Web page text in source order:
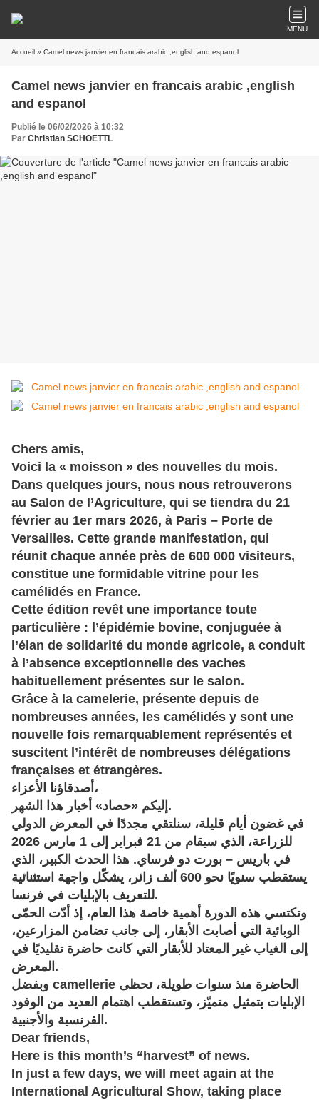
MENU
Accueil » Camel news janvier en francais arabic ,english and espanol
Camel news janvier en francais arabic ,english
and espanol
Publié le 06/02/2026 à 10:32
Par Christian SCHOETTL
Chers amis,
Voici la « moisson » des nouvelles du mois.
Dans quelques jours, nous nous retrouverons
au Salon de l’Agriculture, qui se tiendra du 21
février au 1er mars 2026, à Paris – Porte de
Versailles. Cette grande manifestation, qui
réunit chaque année près de 600 000 visiteurs,
constitue une formidable vitrine pour les
camélidés en France.
Cette édition revêt une importance toute
particulière : l’épidémie bovine, conjuguée à
l’élan de solidarité du monde agricole, a conduit
à l’absence exceptionnelle des vaches
habituellement présentes sur le salon.
Grâce à la camelerie, présente depuis de
nombreuses années, les camélidés y sont une
nouvelle fois remarquablement représentés et
suscitent l’intérêt de nombreuses délégations
françaises et étrangères.
أصدقاؤنا الأعزاء،
إليكم «حصاد» أخبار هذا الشهر.
في غضون أيام قليلة، سنلتقي مجددًا في المعرض الدولي
للزراعة، الذي سيقام من 21 فبراير إلى 1 مارس 2026
في باريس – بورت دو فرساي. هذا الحدث الكبير، الذي
يستقطب سنويًا نحو 600 ألف زائر
، يشكّل واجهة استثنائية
للتعريف بالإبليات في فرنسا.
وتكتسي هذه الدورة أهمية خاصة هذا العام، إذ أدّت الحمّى
الوبائية التي أصابت الأبقار ، إلى جانب تضامن المزارعين،
إلى الغياب غير المعتاد للأبقار التي كانت حاضرة تقليديًا في
المعرض.
وبفضل camellerie الحاضرة منذ سنوات طويلة، تحظى
الإبليات بتمثيل متميّز، وتستقطب اهتمام العديد من الوفود
الفرنسية والأجنبية.
Dear friends,
Here is this month’s “harvest” of news.
In just a few days, we will meet again at the
International Agricultural Show, taking place